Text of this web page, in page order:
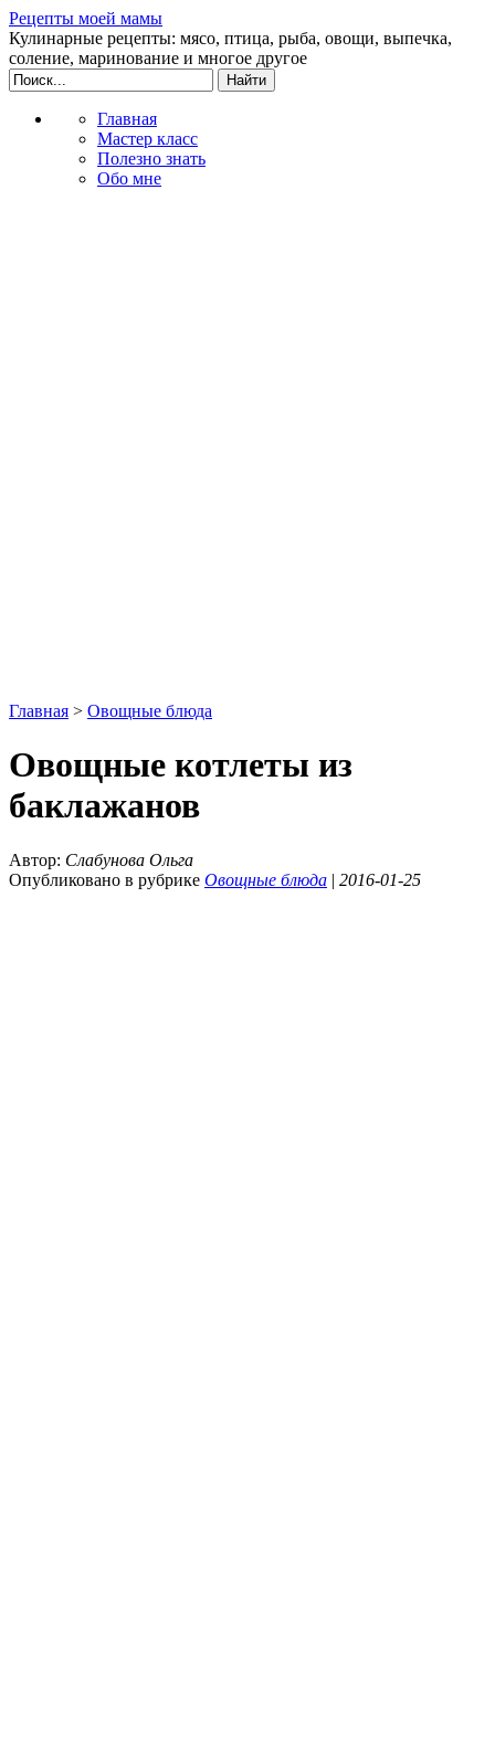
Рецепты моей мамы
Кулинарные рецепты: мясо, птица, рыба, овощи, выпечка,
соление, маринование и многое другое
Главная
Мастер класс
Полезно знать
Обо мне
Главная > Овощные блюда
Овощные котлеты из
баклажанов
Автор: Слабунова Ольга
Опубликовано в рубрике Овощные блюда | 2016-01-25